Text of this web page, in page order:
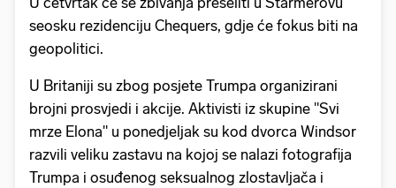
seosku rezidenciju Chequers, gdje će fokus biti na
geopolitici.
U Britaniji su zbog posjete Trumpa organizirani
brojni prosvjedi i akcije. Aktivisti iz skupine "Svi
mrze Elona" u ponedjeljak su kod dvorca Windsor
razvili veliku zastavu na kojoj se nalazi fotografija
Trumpa i osuđenog seksualnog zlostavljača i